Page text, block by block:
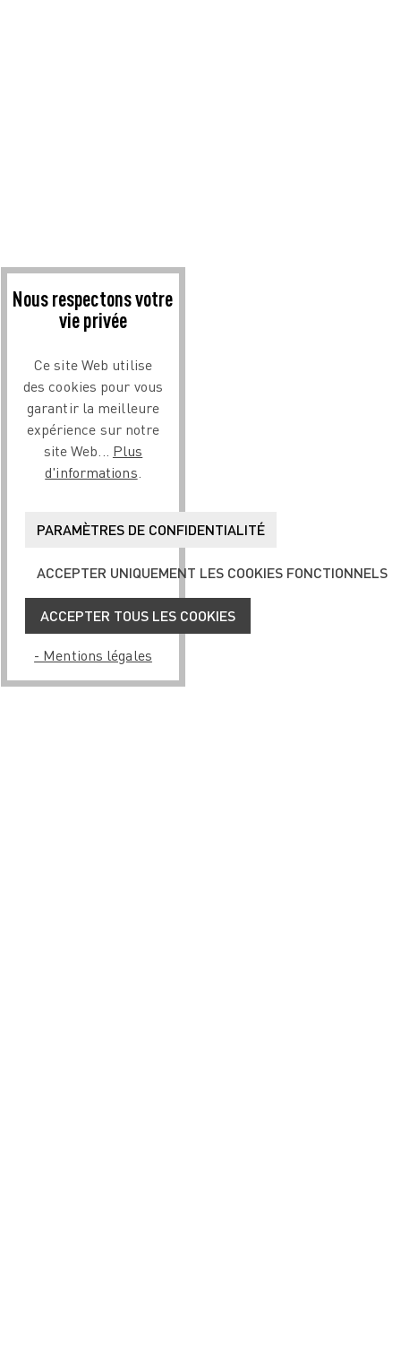
Nous respectons votre
vie privée
Ce site Web utilise
des cookies pour vous
garantir la meilleure
expérience sur notre
site Web... Plus
d'informations.
PARAMÈTRES DE CONFIDENTIALITÉ
ACCEPTER UNIQUEMENT LES COOKIES FONCTIONNELS
ACCEPTER TOUS LES COOKIES
- Mentions légales